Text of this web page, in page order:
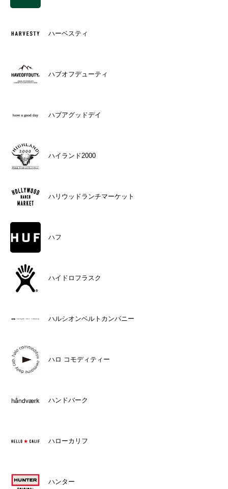
ハーベスティ
ハブオフデューティ
ハブアグッドデイ
ハイランド2000
ハリウッドランチマーケット
ハフ
ハイドロフラスク
ハルシオンベルトカンパニー
ハロ コモディティー
ハンドバーク
ハローカリフ
ハンター